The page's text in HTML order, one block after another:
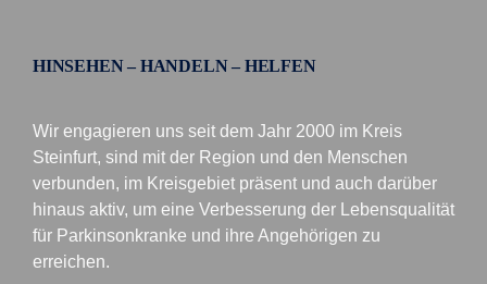
HINSEHEN – HANDELN – HELFEN
Wir engagieren uns seit dem Jahr 2000 im Kreis
Steinfurt, sind mit der Region und den Menschen
verbunden, im Kreisgebiet präsent und auch darüber
hinaus aktiv, um eine Verbesserung der Lebensqualität
für Parkinsonkranke und ihre Angehörigen zu
erreichen.